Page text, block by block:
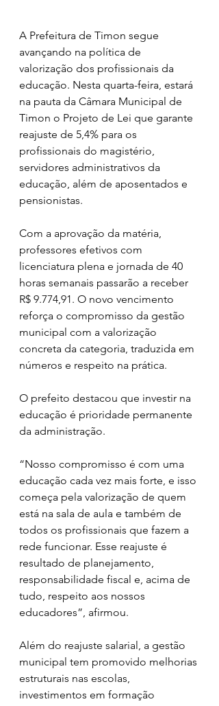
A Prefeitura de Timon segue
avançando na política de
valorização dos profissionais da
educação. Nesta quarta-feira, estará
na pauta da Câmara Municipal de
Timon o Projeto de Lei que garante
reajuste de 5,4% para os
profissionais do magistério,
servidores administrativos da
educação, além de aposentados e
pensionistas.
Com a aprovação da matéria,
professores efetivos com
licenciatura plena e jornada de 40
horas semanais passarão a receber
R$ 9.774,91. O novo vencimento
reforça o compromisso da gestão
municipal com a valorização
concreta da categoria, traduzida em
números e respeito na prática.
O prefeito destacou que investir na
educação é prioridade permanente
da administração.
“Nosso compromisso é com uma
educação cada vez mais forte, e isso
começa pela valorização de quem
está na sala de aula e também de
todos os profissionais que fazem a
rede funcionar. Esse reajuste é
resultado de planejamento,
responsabilidade fiscal e, acima de
tudo, respeito aos nossos
educadores”, afirmou.
Além do reajuste salarial, a gestão
municipal tem promovido melhorias
estruturais nas escolas,
investimentos em formação